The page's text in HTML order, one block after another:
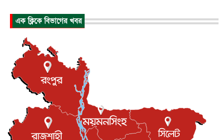
পাকিস্তান-তুরস্কের সঙ্গে প্রতিরক্ষা চুক্তি সৌদি আরবকে কতটা ন...
যুক্তরাজ্যে গ্রুমিং কেলেঙ্কারি : পাকিস্তানির অপরাধে অস্বস্তি...
আন্তর্জাতিক
বিরোধ কাটিয়ে কূটনৈতিক সম্পর্ক পুনঃস্থাপন করছে মেক্সিকো ও
আন্তর্জাতিক
এবার ওটিটিতে মুক্তি পেল ‘মালিক’
বিনোদন ৮ আগস্ট, ২০২৬
এক ক্লিকে বিভাগের খবর